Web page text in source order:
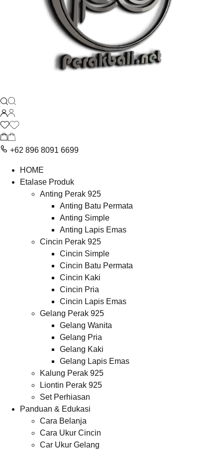
+62 896 8091 6699
HOME
Etalase Produk
Anting Perak 925
Anting Batu Permata
Anting Simple
Anting Lapis Emas
Cincin Perak 925
Cincin Simple
Cincin Batu Permata
Cincin Kaki
Cincin Pria
Cincin Lapis Emas
Gelang Perak 925
Gelang Wanita
Gelang Pria
Gelang Kaki
Gelang Lapis Emas
Kalung Perak 925
Liontin Perak 925
Set Perhiasan
Panduan & Edukasi
Cara Belanja
Cara Ukur Cincin
Car Ukur Gelang